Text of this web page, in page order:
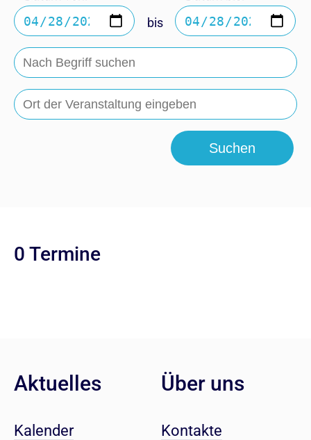
bis
Suchen
0 Termine
Aktuelles
Kalender
Über uns
Kontakte